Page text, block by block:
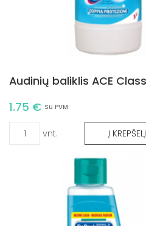
Audinių baliklis ACE
1.75 € Su PVM
vnt. Į KREPŠELĮ